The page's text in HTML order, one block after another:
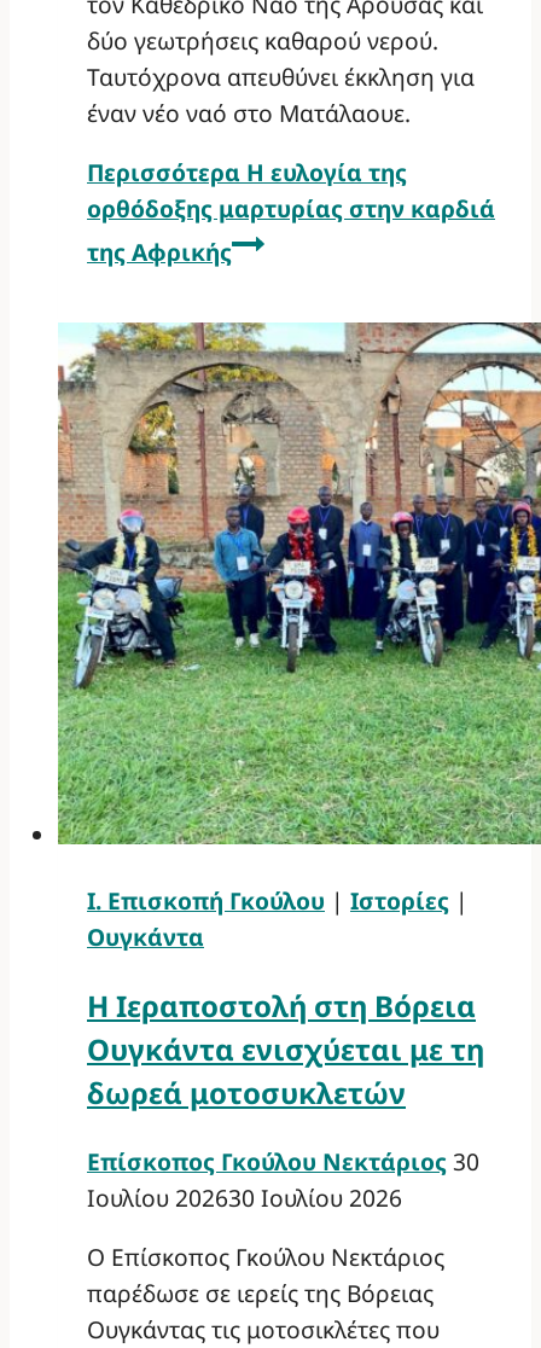
δύο γεωτρήσεις καθαρού νερού.
Ταυτόχρονα απευθύνει έκκληση για
έναν νέο ναό στο Ματάλαουε.
Περισσότερα Η ευλογία της
ορθόδοξης μαρτυρίας στην καρδιά
της Αφρικής
Ι. Επισκοπή Γκούλου | Ιστορίες |
Ουγκάντα
Η Ιεραποστολή στη Βόρεια
Ουγκάντα ενισχύεται με τη
δωρεά μοτοσυκλετών
Επίσκοπος Γκούλου Νεκτάριος 30
Ιουλίου 202630 Ιουλίου 2026
Ο Επίσκοπος Γκούλου Νεκτάριος
παρέδωσε σε ιερείς της Βόρειας
Ουγκάντας τις μοτοσικλέτες που